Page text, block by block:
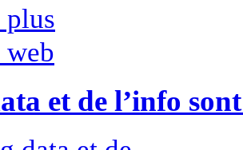
plus
web
et de l’info